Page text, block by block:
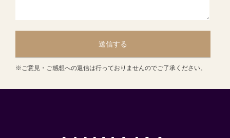
送信する
※ご意見・ご感想への返信は行っておりませんのでご了承ください。